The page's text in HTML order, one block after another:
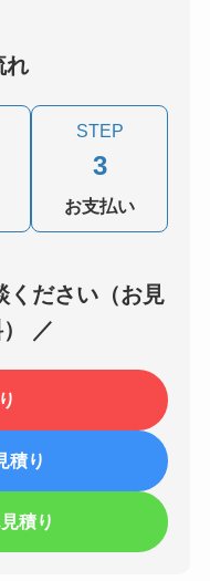
れ
STEP
3
お支払い
ください（お見
／
積り
積り